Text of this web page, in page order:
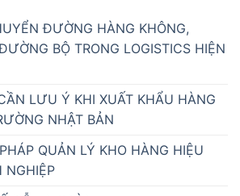
ĐƯỜNG HÀNG KHÔNG,
BỘ TRONG LOGISTICS HIỆN
LƯU Ý KHI XUẤT KHẨU HÀNG
NHẬT BẢN
QUẢN LÝ KHO HÀNG HIỆU
NGHIỆP